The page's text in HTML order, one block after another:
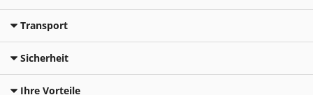
Transport
Sicherheit
Ihre Vorteile